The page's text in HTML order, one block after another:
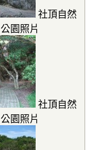
社頂自然
公園照片
社頂自然
公園照片